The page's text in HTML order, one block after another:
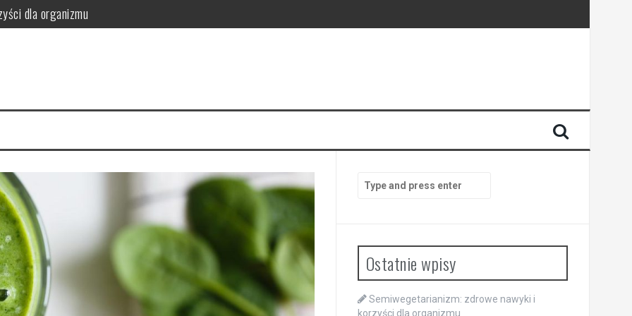
dla organizmu
i wartości odżywcze
dla organizmu
for:
Ostatnie wpisy
Semiwegetarianizm: zdrowe nawyki i
korzyści dla organizmu